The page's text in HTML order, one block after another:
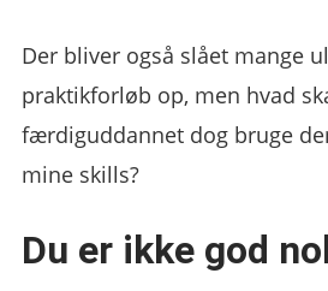
Der bliver også slået mange
praktikforløb op, men hvad
færdiguddannet dog bruge
mine skills?
Du er ikke god